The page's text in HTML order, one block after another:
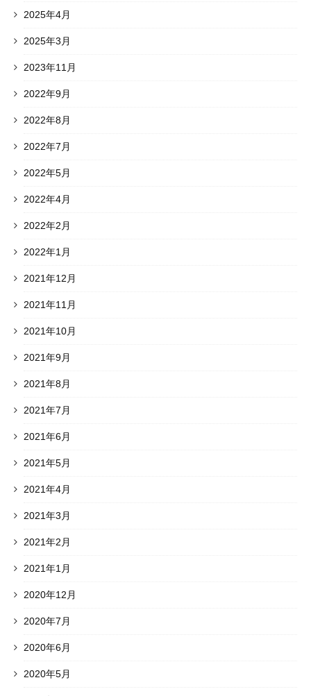
2025年4月
2025年3月
2023年11月
2022年9月
2022年8月
2022年7月
2022年5月
2022年4月
2022年2月
2022年1月
2021年12月
2021年11月
2021年10月
2021年9月
2021年8月
2021年7月
2021年6月
2021年5月
2021年4月
2021年3月
2021年2月
2021年1月
2020年12月
2020年7月
2020年6月
2020年5月